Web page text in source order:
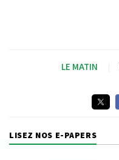
LE MATIN
LISEZ NOS E-PAPERS